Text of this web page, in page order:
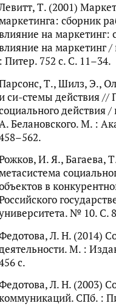
Т. (2001)
сборник
на маркетинг:
на маркетинг
: Питер. 752 с. С. 11–34.
Т., Шилз, Э.,
си-стемы действия //
действия
Белановского. М. :
И. Я., Багаева,
в
№ 10. C.
Л. Н. (2014)
М. :
с.
Л. Н. (2003)
СПб. :